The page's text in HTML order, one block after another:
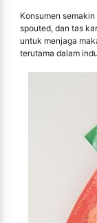
Konsumen
spouted, dan tas
untuk menjaga
terutama dalam